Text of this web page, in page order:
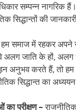
सम्पन्न नागरिक हैं।
सिद्धान्तों की
हम समाज में रहकर अपने
अलग जाति के हों, अलग
अनुभव करते हैं, तो हम
सिद्धान्त का
का परीक्षण –